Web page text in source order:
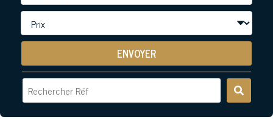
ENVOYER